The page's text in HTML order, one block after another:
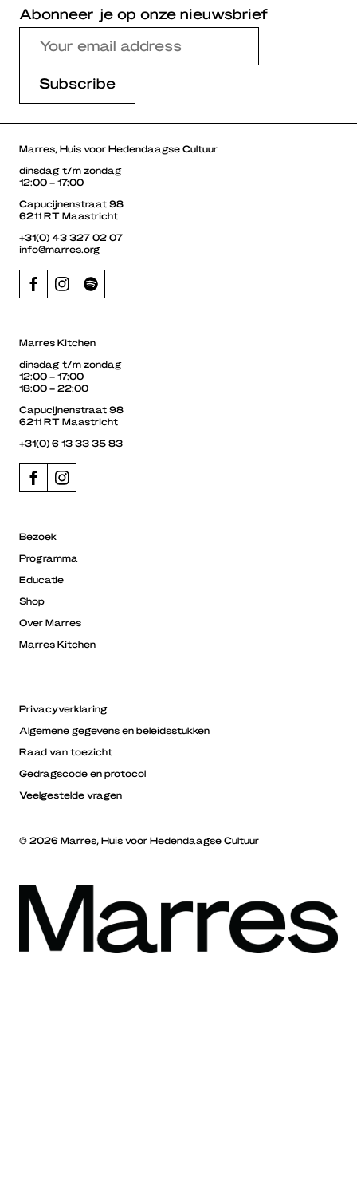
Abonneer je op onze nieuwsbrief
Marres, Huis voor Hedendaagse Cultuur
dinsdag t/m zondag
12:00 – 17:00
Capucijnenstraat 98
6211 RT Maastricht
+31(0) 43 327 02 07
info@marres.org
Marres Kitchen
dinsdag t/m zondag
12:00 – 17:00
18:00 – 22:00
Capucijnenstraat 98
6211 RT Maastricht
+31(0) 6 13 33 35 83
Bezoek
Programma
Educatie
Shop
Over Marres
Marres Kitchen
Privacyverklaring
Algemene gegevens en beleidsstukken
Raad van toezicht
Gedragscode en protocol
Veelgestelde vragen
© 2026 Marres, Huis voor Hedendaagse Cultuur